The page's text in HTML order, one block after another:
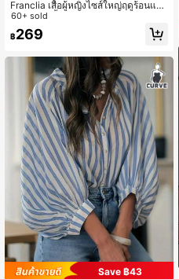
Franclia เสื้อผู้หญิงไซส์ใหญ่ฤดูร้อนแบ
บสบายๆ สีพื้น แขนพอง ทรงเข้ารูป
60+ sold
฿269
Save ฿43